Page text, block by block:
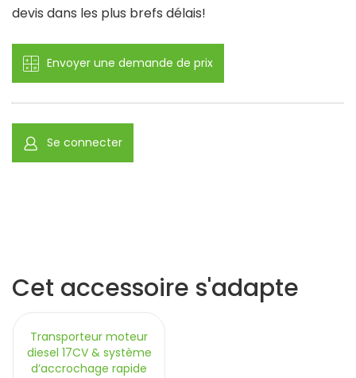
devis dans les plus brefs délais!
Envoyer une demande de prix
Se connecter
Cet accessoire s'adapte
Transporteur moteur
diesel 17CV & système
d’accrochage rapide